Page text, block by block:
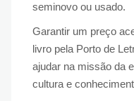
seminovo ou usado.
Garantir um preço
livro pela Porto de
ajudar na missão da
cultura e